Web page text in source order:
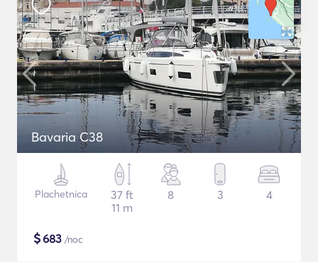
Bavaria C38
Plachetnica
37 ft
11 m
8 3 4
$683 /noc